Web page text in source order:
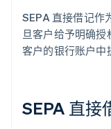
SEPA 直接借记作
旦客户给予明确
客户的银行账户中
SEPA 直接